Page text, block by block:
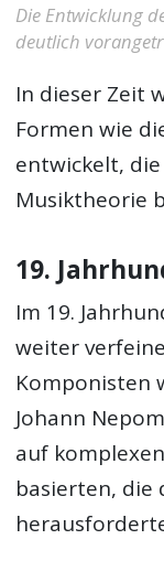
Die Entwicklung
deutlich
In dieser Zeit
Formen wie
entwickelt,
Musiktheorie
19.
Im 19.
weiter
Komponisten
Johann
auf
basierten, die